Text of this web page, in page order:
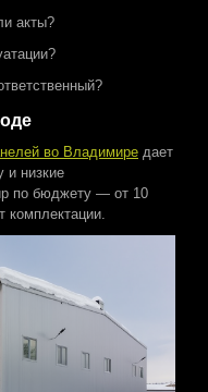
акты?
во Владимире дает
и низкие
по бюджету — от 10
комплектации.